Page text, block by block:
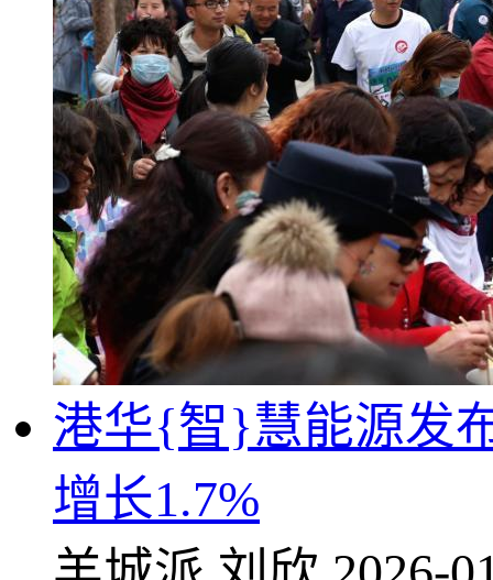
港华{智}慧能源发
增长1.7%